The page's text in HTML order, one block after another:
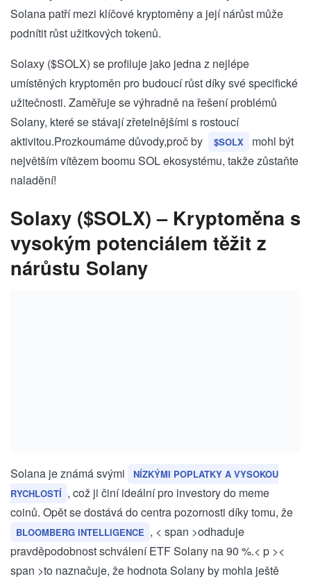
Solana patří mezi klíčové kryptoměny a její nárůst může
podnítit růst užitkových tokenů.
Solaxy ($SOLX) se profiluje ​jako jedna z nejlépe
umístěných kryptoměn pro ‍budoucí růst díky ‌své specifické
užitečnosti.‍ Zaměřuje se výhradně na řešení problémů
Solany, které se stávají zřetelnějšími s ⁢rostoucí⁢
aktivitou.Prozkoumáme důvody,proč by ‍
$SOLX
mohl být
největším vítězem boomu SOL ekosystému, ⁤takže zůstaňte
naladění!
Solaxy ($SOLX) ​– Kryptoměna‌ s
vysokým potenciálem těžit z
nárůstu Solany
Solana ⁣je známá svými
NÍZKÝMI POPLATKY A VYSOKOU
RYCHLOSTÍ , což ji činí ideální pro investory do meme
coinů. Opět se dostává‌ do centra pozornosti díky tomu, že
BLOOMBERG INTELLIGENCE , < span >odhaduje
pravděpodobnost schválení ‌ETF Solany na 90 %.< p ><
span >to naznačuje, že hodnota Solany ⁢by mohla ještě​